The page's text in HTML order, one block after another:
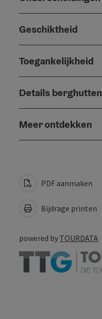
Geschiktheid
Toegankelijkheid
Details berghutten
Meer ontdekken
PDF aanmaken
Bijdrage printen
powered by TOURDATA